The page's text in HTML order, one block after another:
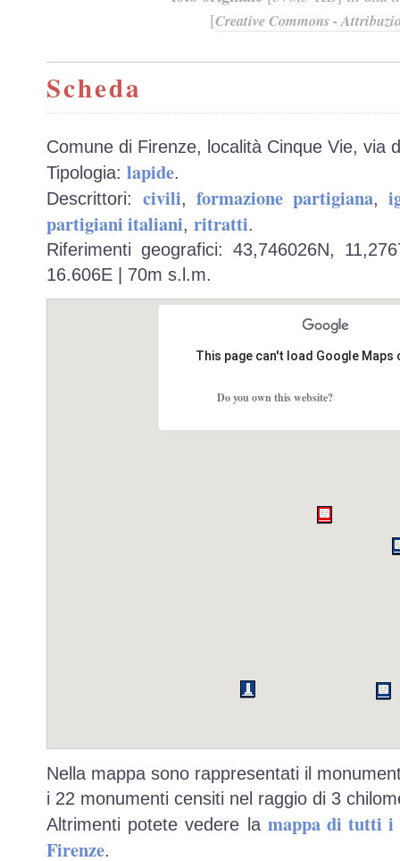
[Creative Commons -
Scheda
Comune di Firenze, località Cinque Vie, via
Tipologia: lapide.
Descrittori: civili,formazione partigiana,
partigiani italiani, ritratti.
Riferimenti geografici: 43,746026N,
16.606E | 70m s.l.m.
This page can't load Google
Do you own this website?
Nella mappa sono rappresentati il
i 22 monumenti censiti nel raggio di 3
Altrimenti potete vedere la mappa di tutti i
Firenze.